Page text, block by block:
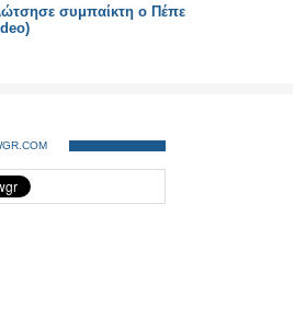
συμπαίκτη ο Πέπε